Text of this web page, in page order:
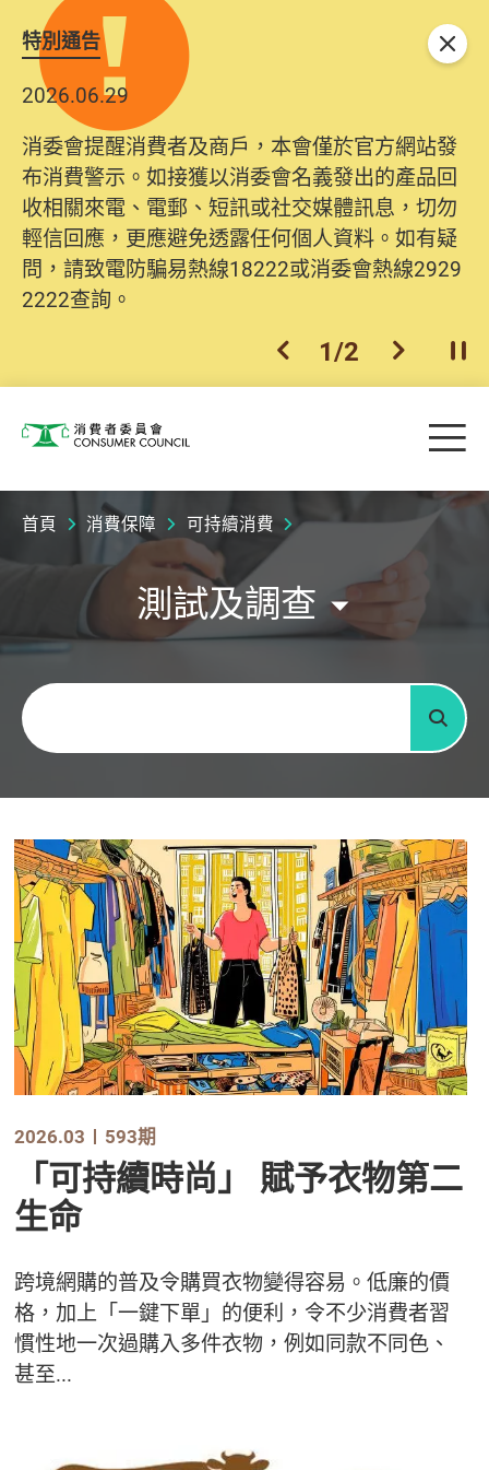
特別通告
2026.06.29
消委會提醒消費者及商戶，本會僅於官方網站發
布消費警示。如接獲以消委會名義發出的產品回
收相關來電、電郵、短訊或社交媒體訊息，切勿
輕信回應，更應避免透露任何個人資料。如有疑
問，請致電防騙易熱線18222或消委會熱線2929
2222查詢。
上一個
1/2 下一個開
關閉
消費者委員會 目
首頁 消費保障 可持續消費
測試及調查
關鍵字
搜尋
2026.03 593期
「可持續時尚」 賦予衣物第二
生命
跨境網購的普及令購買衣物變得容易。低廉的價
格，加上「一鍵下單」的便利，令不少消費者習
慣性地一次過購入多件衣物，例如同款不同色、
甚至...